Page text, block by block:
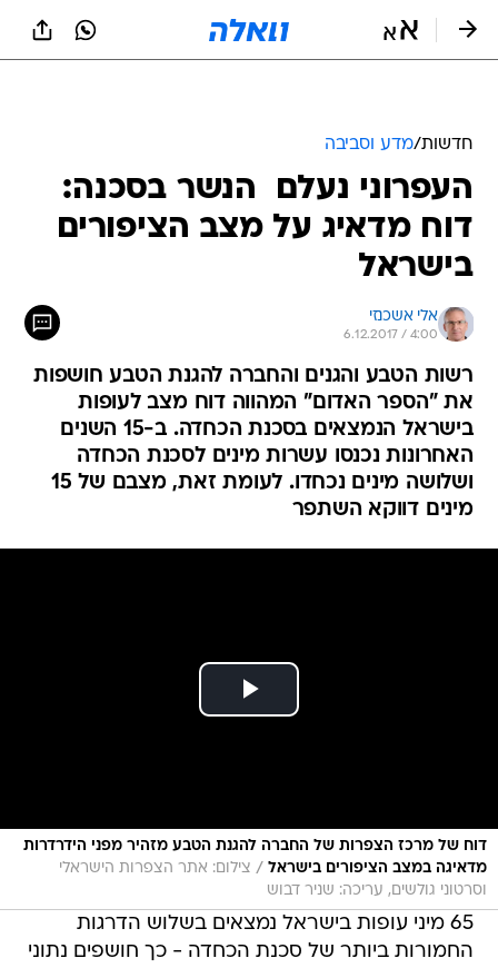
העפרוני נעלם  הנשר בסכנה:
דוח מדאיג על מצב הציפורים
בישראל
אלי אשכנזי
6.12.2017 / 4:00
רשות הטבע והגנים והחברה להגנת הטבע חושפות
את "הספר האדום" המהווה דוח מצב לעופות
בישראל הנמצאים בסכנת הכחדה. ב-15 השנים
האחרונות נכנסו עשרות מינים לסכנת הכחדה
ושלושה מינים נכחדו. לעומת זאת, מצבם של 15
מינים דווקא השתפר
65 מיני עופות בישראל נמצאים בשלוש הדרגות
החמורות ביותר של סכנת הכחדה - כך חושפים נתוני
דוח חדש שמתפרסם הבוקר (רביעי) על ידי רשות
הטבע והגנים והחברה להגנת והטבע. מדובר בעלייה